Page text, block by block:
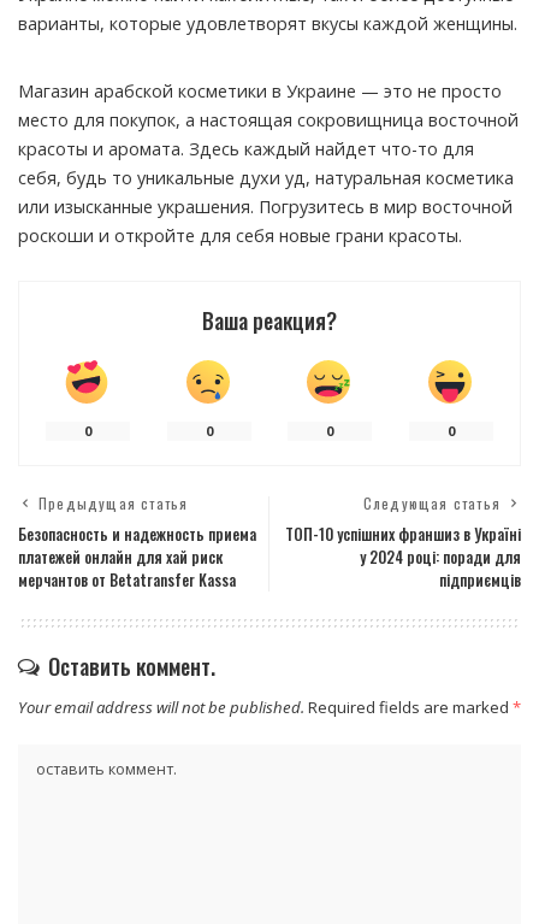
варианты, которые удовлетворят вкусы каждой женщины.
Магазин арабской косметики в Украине — это не просто
место для покупок, а настоящая сокровищница восточной
красоты и аромата. Здесь каждый найдет что-то для
себя, будь то уникальные духи уд, натуральная косметика
или изысканные украшения. Погрузитесь в мир восточной
роскоши и откройте для себя новые грани красоты.
Ваша реакция?
0 0 0 0
Предыдущая статья
Безопасность и надежность приема
платежей онлайн для хай риск
мерчантов от Betatransfer Kassa
Следующая статья
ТОП-10 успішних франшиз в Україні
у 2024 році: поради для
підприємців
Оставить коммент.
Your email address will not be published. Required fields are marked *